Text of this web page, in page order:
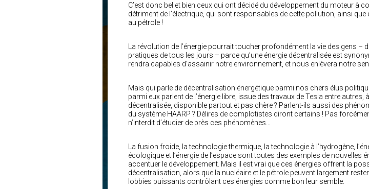
C’est donc bel et bien ceux qui ont décidé du développement du moteur à
détriment de l’électrique, qui sont responsables de cette pollution, ainsi
au pétrole !
La révolution de l’énergie pourrait toucher profondément la vie des gens –
pratiques de tous les jours – parce qu’une énergie décentralisée est
rendra capables d’assainir notre environnement, et nous enlèvera notre
Mais qui parle de décentralisation énergétique parmi nos chers élus
parmi eux parlent de l’énergie libre, issue des travaux de Tesla entre autres,
décentralisée, disponible partout et pas chère ? Parlent-ils aussi des
du système HAARP ? Délires de complotistes diront certains ! Pas
n’interdit d’étudier de près ces phénomènes…
La fusion froide, la technologie thermique, la technologie à l’hydrogène,
écologique et l’énergie de l’espace sont toutes des exemples de nouvelles
accentuer le développement. Mais il est vrai que ces énergies offrent la
décentralisation, alors que la nucléaire et le pétrole peuvent largement
lobbies puissants contrôlant ces énergies comme bon leur semble.